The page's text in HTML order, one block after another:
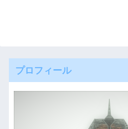
プロフィール